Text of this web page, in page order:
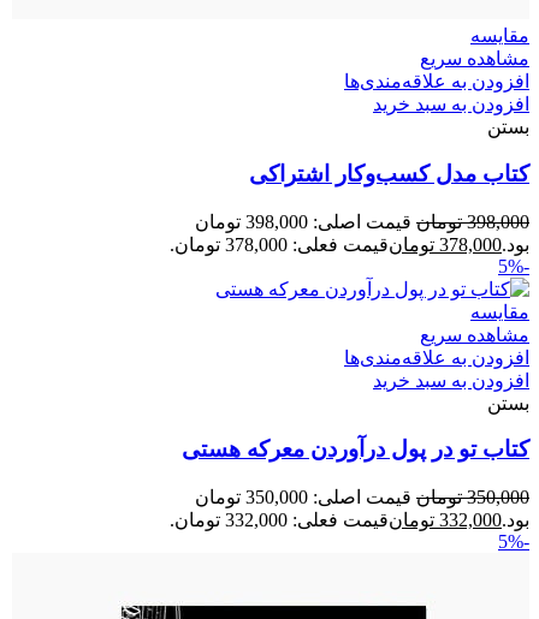
مقایسه
مشاهده سریع
افزودن به علاقه‌مندی‌ها
افزودن به سبد خرید
بستن
کتاب مدل کسب‌وکار اشتراکی
398,000 تومان
قیمت اصلی: 398,000 تومان
بود.378,000 تومانقیمت فعلی: 378,000 تومان.
-5%
مقایسه
مشاهده سریع
افزودن به علاقه‌مندی‌ها
افزودن به سبد خرید
بستن
کتاب تو در پول درآوردن معرکه هستی
350,000 تومان
قیمت اصلی: 350,000 تومان
بود.332,000 تومانقیمت فعلی: 332,000 تومان.
-5%